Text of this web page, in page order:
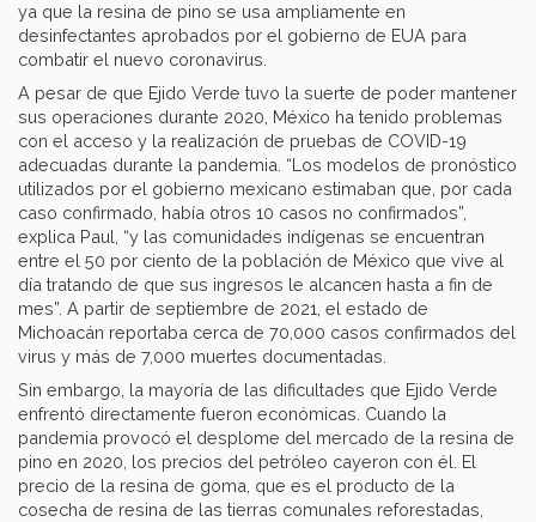
ya que la resina de pino se usa ampliamente en
desinfectantes aprobados por el gobierno de EUA para
combatir el nuevo coronavirus.
A pesar de que Ejido Verde tuvo la suerte de poder mantener
sus operaciones durante 2020, México ha tenido problemas
con el acceso y la realización de pruebas de COVID-19
adecuadas durante la pandemia. “Los modelos de pronóstico
utilizados por el gobierno mexicano estimaban que, por cada
caso confirmado, había otros 10 casos no confirmados”,
explica Paul, “y las comunidades indígenas se encuentran
entre el 50 por ciento de la población de México que vive al
día tratando de que sus ingresos le alcancen hasta a fin de
mes”. A partir de septiembre de 2021, el estado de
Michoacán reportaba cerca de 70,000 casos confirmados del
virus y más de 7,000 muertes documentadas.
Sin embargo, la mayoría de las dificultades que Ejido Verde
enfrentó directamente fueron económicas. Cuando la
pandemia provocó el desplome del mercado de la resina de
pino en 2020, los precios del petróleo cayeron con él. El
precio de la resina de goma, que es el producto de la
cosecha de resina de las tierras comunales reforestadas,